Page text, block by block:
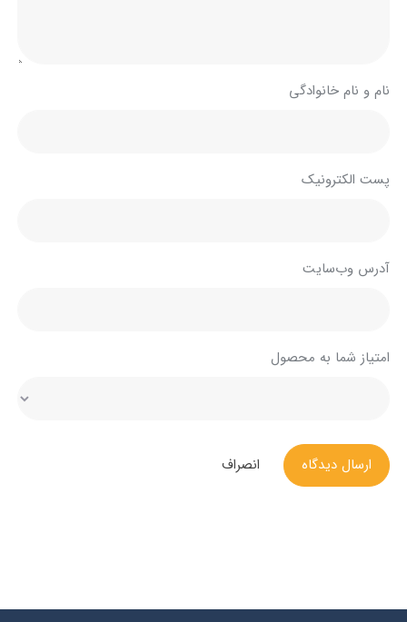
نام و نام خانوادگی
پست الکترونیک
آدرس وب‌سایت
امتیاز شما به محصول
ارسال دیدگاه انصراف